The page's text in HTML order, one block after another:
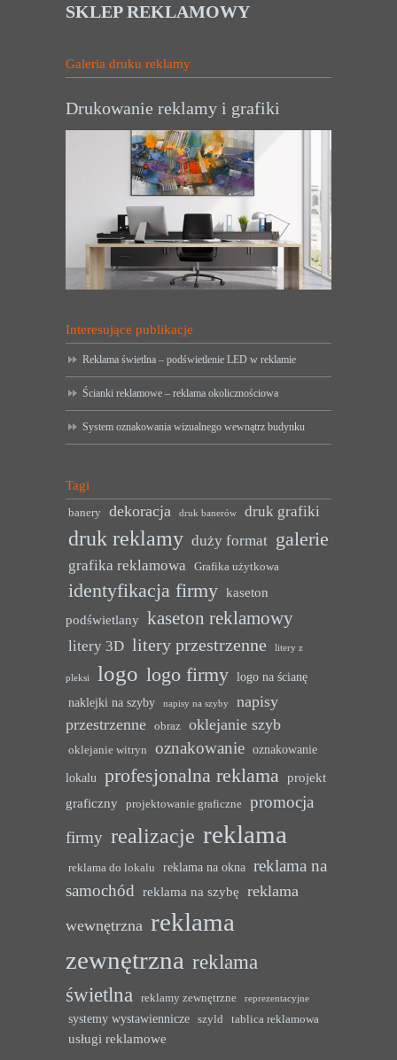
SKLEP REKLAMOWY
Galeria druku reklamy
Drukowanie reklamy i grafiki
Interesujące publikacje
Reklama świetlna – podświetlenie LED w reklamie
Ścianki reklamowe – reklama okolicznościowa
System oznakowania wizualnego wewnątrz budynku
Tagi
banery dekoracja druk banerów druk grafiki
druk reklamy duży format galerie
grafika reklamowa Grafika użytkowa
identyfikacja firmy kaseton
podświetlany kaseton reklamowy
litery 3D litery przestrzenne litery z
pleksi logo logo firmy logo na ścianę
naklejki na szyby
napisy na szyby
napisy
przestrzenne
obraz oklejanie szyb
oklejanie witryn oznakowanie oznakowanie
lokalu profesjonalna reklama projekt
graficzny
projektowanie graficzne
promocja
firmy realizacje reklama
reklama do lokalu reklama na okna reklama na
samochód reklama na szybę reklama
wewnętrzna reklama
zewnętrzna reklama
świetlna
reklamy zewnętrzne reprezentacyjne
systemy wystawiennicze szyld tablica reklamowa
usługi reklamowe